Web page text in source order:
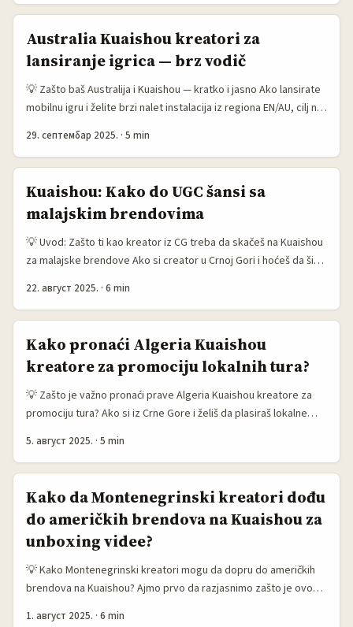
produkciju, što znači da male, lokalne priče u Maroku mogu dati
dobar ROI ako ih targetiraš pravilno. ...
Australia Kuaishou kreatori za
lansiranje igrica — brz vodič
💡 Zašto baš Australija i Kuaishou — kratko i jasno Ako lansirate
mobilnu igru i želite brzi nalet instalacija iz regiona EN/AU, cilj na
Australiju kroz Kuaishou može delovati neočekivano — ali ima
smisla. Kuaishou se globalno širi, i dok je jak u Aziji, postoji
Australiju. Kao oglašivač iz Crne Gore, tražite dvoje: (1)
relevantne igrače/streamere koji rezoniraju sa gamerima i (2)
lokalnu autentičnost koja povećava CTR/retenciju. ...
29. септембар 2025. · 5 min
Kuaishou: Kako do UGC šansi sa
malajskim brendovima
💡 Uvod: Zašto ti kao kreator iz CG treba da skačeš na Kuaishou
za malajske brendove Ako si creator u Crnoj Gori i hoćeš da širiš
generated content) prihodima je ciljanje rastućih brendova u
MUNSINGWEAR aktivno otvaraju prodavnice u Maleziji i traže
načine da se povežu sa lokalnim kupcima kroz precizne
kampanje na društvenim mrežama (prema referentnom sadržaju
o MUNSINGWEAR). ...
22. август 2025. · 6 min
Kako pronaći Algeria Kuaishou
kreatore za promociju lokalnih tura?
💡 Zašto je važno pronaći prave Algeria Kuaishou kreatore za
promociju tura? Ako si iz Crne Gore i želiš da plasiraš lokalne
pronaći i angažovati Kuaishou kreatore iz Algerije može
korisnika u severnoj Africi, uključujući Alžir. ...
5. август 2025. · 5 min
Kako da Montenegrinski kreatori dođu
do američkih brendova na Kuaishou za
unboxing videe?
💡 Kako Montenegrinski kreatori mogu da dopru do američkih
brendova na Kuaishou? Ajmo prvo da razjasnimo zašto je ovo
1. август 2025. · 6 min